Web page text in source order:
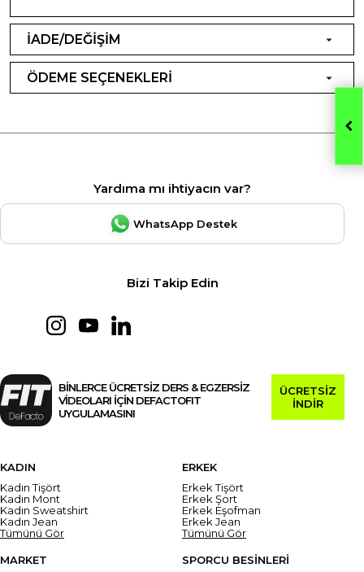
İADE/DEĞİŞİM
ÖDEME SEÇENEKLERİ
Yardıma mı ihtiyacın var?
WhatsApp Destek
Bizi Takip Edin
BİNLERCE ÜCRETSİZ DERS & EGZERSİZ
VİDEOLARI İÇİN DEFACTOFIT
UYGULAMASINI
ÜCRETSİZ
İNDİR
KADIN
Kadın Tişört
Kadın Mont
Kadın Sweatshirt
Kadın Jean
Tümünü Gör
ERKEK
Erkek Tişört
Erkek Şort
Erkek Eşofman
Erkek Jean
Tümünü Gör
MARKET
SPORCU BESİNLERİ